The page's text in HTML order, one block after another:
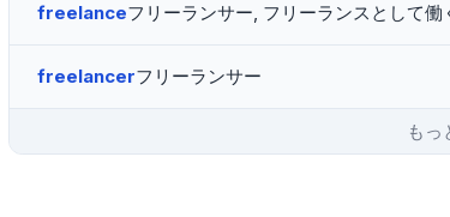
freelanceフリーランサー, フリーランスとして働
freelancerフリーランサー
もっ